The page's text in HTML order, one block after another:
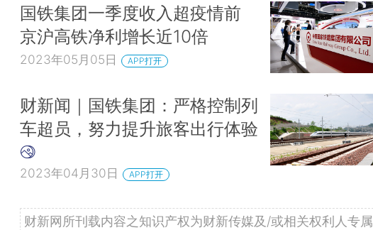
国铁集团一季度收入超疫情前
京沪高铁净利增长近10倍
2023年05月05日 APP打开
财新闻｜国铁集团：严格控制列
车超员，努力提升旅客出行体验
2023年04月30日 APP打开
财新网所刊载内容之知识产权为财新传媒及/或相关权利人专属